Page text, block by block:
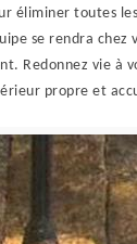
éliminer toutes
se rendra chez
Redonnez vie à
propre et